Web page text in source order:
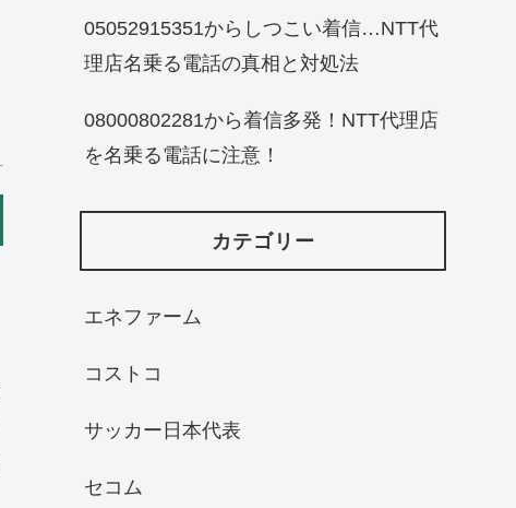
05052915351からしつこい着信…NTT代
理店名乗る電話の真相と対処法
08000802281から着信多発！NTT代理店
を名乗る電話に注意！
カテゴリー
エネファーム
コストコ
サッカー日本代表
セコム